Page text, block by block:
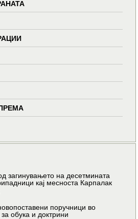
загинувањето на десетмината
кај месноста Карпалак
поручници во
обука и доктрини